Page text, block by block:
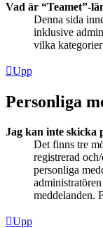
Vad är “Teamet”-
Denna sida
inklusive
vilka
Upp
Personliga
Jag kan inte skicka
Det finns tre
registrerad
personliga
meddelanden.
Upp